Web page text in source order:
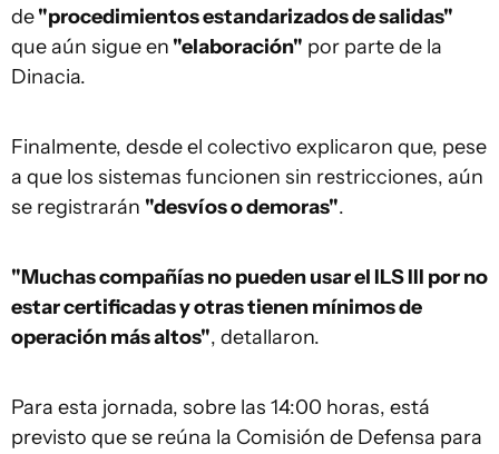
de"procedimientos estandarizados de salidas"
que aún sigue en "elaboración" por parte de la
Dinacia.
Finalmente, desde el colectivo explicaron que, pese
a que los sistemas funcionen sin restricciones, aún
se registrarán "desvíos o demoras".
"Muchas compañías no pueden usar el ILS III por no
estar certificadas y otras tienen mínimos de
operación más altos", detallaron.
Para esta jornada, sobre las 14:00 horas, está
previsto que se reúna la Comisión de Defensa para